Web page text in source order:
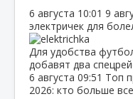
6 августа 10:01 9
электричек для
Для удобства
добавят два
6 августа 09:51 Топ
2026: кто больше